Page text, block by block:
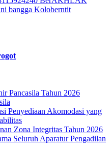
Pancasila Tahun 2026
Penyediaan Akomodasi yang
Zona Integritas Tahun 2026
Seluruh Aparatur Pengadilan